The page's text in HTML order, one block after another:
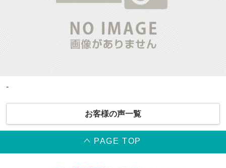
-
お客様の声一覧
PAGE TOP